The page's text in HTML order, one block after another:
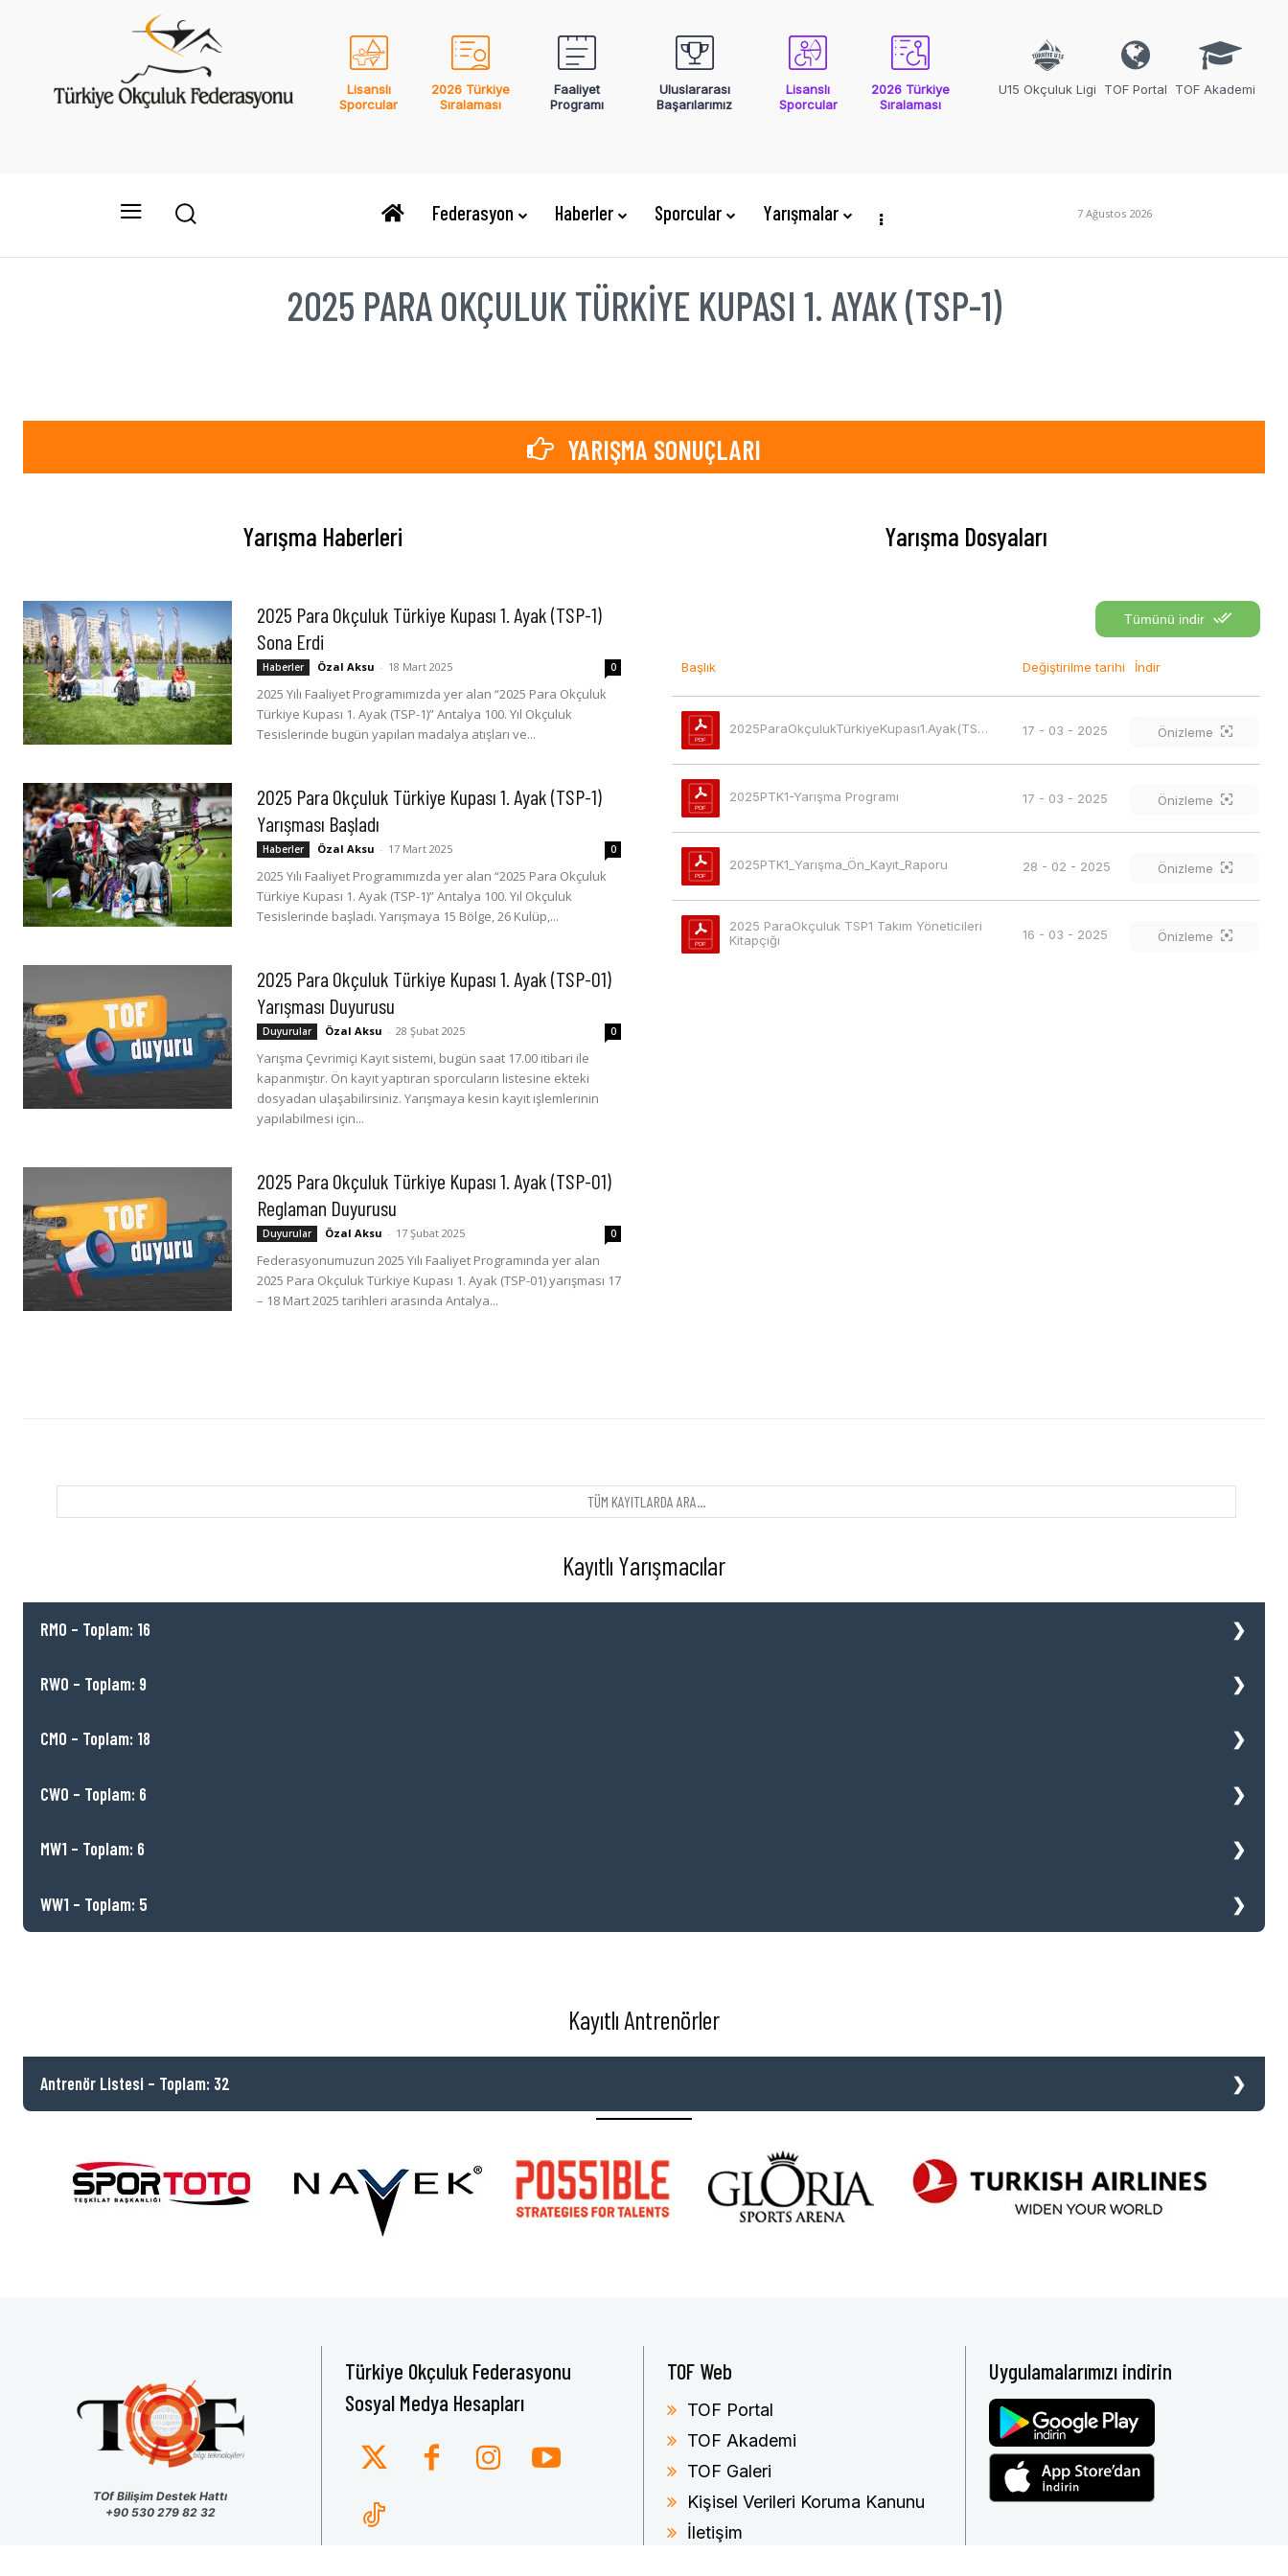
Lisanslı
Sporcular
2026 Türkiye
Sıralaması
Faaliyet
Programı
Uluslararası
Başarılarımız
Lisanslı
Sporcular
2026 Türkiye
Sıralaması
U15 Okçuluk Ligi TOF Portal TOF Akademi
Federasyon Haberler Sporcular Yarışmalar 7 Ağustos 2026
2025 PARA OKÇULUK TÜRKIYE KUPASI 1. AYAK (TSP-1)
YARIŞMA SONUÇLARI
Yarışma Haberleri
2025 Para Okçuluk Türkiye Kupası 1. Ayak (TSP-1)
Sona Erdi
Haberler Özal Aksu - 18 Mart 2025 0
2025 Yılı Faaliyet Programımızda yer alan “2025 Para Okçuluk
Türkiye Kupası 1. Ayak (TSP-1)” Antalya 100. Yıl Okçuluk
Tesislerinde bugün yapılan madalya atışları ve...
2025 Para Okçuluk Türkiye Kupası 1. Ayak (TSP-1)
Yarışması Başladı
Haberler Özal Aksu - 17 Mart 2025 0
2025 Yılı Faaliyet Programımızda yer alan “2025 Para Okçuluk
Türkiye Kupası 1. Ayak (TSP-1)” Antalya 100. Yıl Okçuluk
Tesislerinde başladı. Yarışmaya 15 Bölge, 26 Kulüp,...
2025 Para Okçuluk Türkiye Kupası 1. Ayak (TSP-01)
Yarışması Duyurusu
Duyurular Özal Aksu - 28 Şubat 2025 0
Yarışma Çevrimiçi Kayıt sistemi, bugün saat 17.00 itibari ile
kapanmıştır. Ön kayıt yaptıran sporcuların listesine ekteki
dosyadan ulaşabilirsiniz. Yarışmaya kesin kayıt işlemlerinin
yapılabilmesi için...
2025 Para Okçuluk Türkiye Kupası 1. Ayak (TSP-01)
Reglaman Duyurusu
Duyurular Özal Aksu - 17 Şubat 2025 0
Federasyonumuzun 2025 Yılı Faaliyet Programında yer alan
2025 Para Okçuluk Türkiye Kupası 1. Ayak (TSP-01) yarışması 17
– 18 Mart 2025 tarihleri arasında Antalya...
Yarışma Dosyaları
Tümünü indir
Başlık Değiştirilme tarihi İndir
2025ParaOkçulukTürkiyeKupası1.Ayak(TSP1)Reglamanı 17 - 03 - 2025 Önizleme
2025PTK1-Yarışma Programı 17 - 03 - 2025 Önizleme
2025PTK1_Yarışma_Ön_Kayıt_Raporu 28 - 02 - 2025 Önizleme
2025 ParaOkçuluk TSP1 Takım Yöneticileri
Kitapçığı
16 - 03 - 2025 Önizleme
Kayıtlı Yarışmacılar
RMO – Toplam: 16
RWO – Toplam: 9
CMO – Toplam: 18
CWO – Toplam: 6
MW1 – Toplam: 6
WW1 – Toplam: 5
Kayıtlı Antrenörler
Antrenör Listesi – Toplam: 32
TOf Bilişim Destek Hattı
+90 530 279 82 32
Türkiye Okçuluk Federasyonu
Sosyal Medya Hesapları
TOF Web
TOF Portal
TOF Akademi
TOF Galeri
Kişisel Verileri Koruma Kanunu
İletişim
Uygulamalarımızı indirin